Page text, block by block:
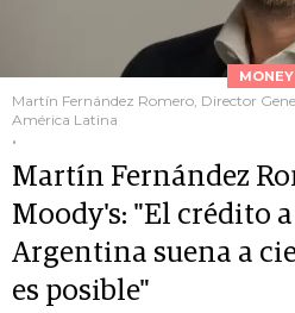
MONEY
Martín Fernández Romero, Director
América Latina
.
Martín Fernández
Moody's: "El crédito
Argentina suena a
es posible"